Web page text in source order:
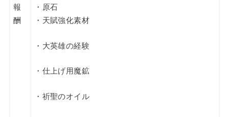
報
酬
・原石
・天賦強化素材
・大英雄の経験
・仕上げ用魔鉱
・祈聖のオイル